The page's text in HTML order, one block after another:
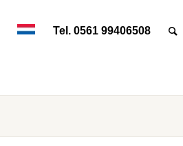
Tel. 0561 99406508